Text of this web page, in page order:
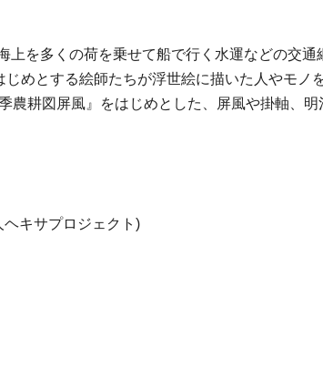
を多くの荷を乗せて船で行く水運などの交
めとする絵師たちが浮世絵に描いた人やモノ
農耕図屏風』をはじめとした、屏風や掛軸、
キサプロジェクト)